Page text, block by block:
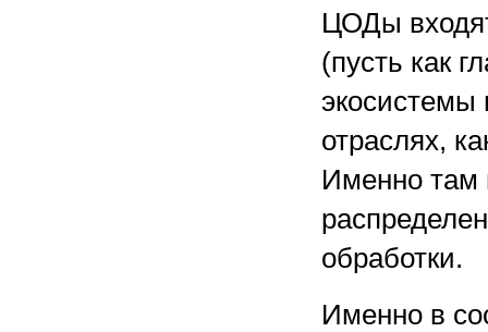
ЦОДы
(пусть как
экосистемы
отраслях,
Именно там
обработки.
Именно в